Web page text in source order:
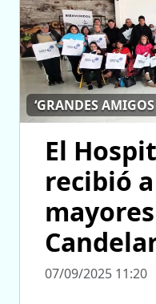
‘GRANDES
El
recibió
07/09/2025 11:20